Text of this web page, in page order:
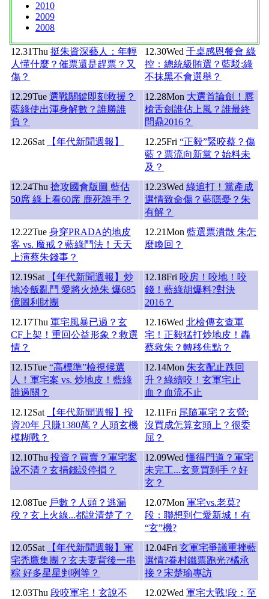
2010
2009
2008
12.31Thu 挺朱資深藝人：年輕
人懂什麼？催票還是趕票？又
傷？
12.30Wed 千桌感恩餐會 綠
控：總統級賄選？藍駁:綠
不抹黑不會選舉？
12.29Tue 選戰關鍵即刻救援？
藍綠使出渾身解數？誰勝誰
負？
12.28Mon 大選首論劍！唇
槍舌劍誰佔上風？誰最終
問鼎2016？
12.26Sat 【年代新聞週報】 12.25Fri “正毅”緊咬蔡？傷
藍？票流向新黨？始料未
及？
12.24Thu 搶攻國會版圖 藍估
50席 綠上看60席 鹿死誰手？
12.23Wed 綠追打！黨產成
選情致命傷？藍隱憂？朱
有解？
12.22Tue 身穿PRADA的地皮
客 vs. 魔戒？藍綠鬥法！天天
上演蔡朱錢事？
12.21Mon 藍選票潰散 朱怎
麼喚回？
12.19Sat
【年代新聞週報】炒
地冷飯亂鬥 愛將火燒朱 爆685
億圖利財團
12.18Fri 咬房！咬地！咬
錢！藍綠胡爆料?對決
2016？
12.17Thu 軍宅風暴已過？玄
CF上架！重回公益形象？救選
情？
12.16Wed 北檢傳玄查軍
宅！正毅猛打炒地皮！轟
蔡救朱？轉移焦點？
12.15Tue “高標準”檢視候選
人！軍宅案 vs. 炒地皮！藍綠
誰過關？
12.14Mon 朱玄配止跌回
升？綠續咬！玄軍宅止
血？血流不止
12.12Sat
【年代新聞週報】投
資20年 只賺1380萬？人頭玄機
模糊戰？
12.11Fri 尾隨軍宅？玄營:
沒買成怎算玄頭上？很委
屈？
12.10Thu 投資？買賣？軍宅案
說不清？玄捐錢設停損？
12.09Wed 懂得門道？軍宅
未完工...玄竟買到手？好
玄？
12.08Tue 戶數？人頭？逃漏
稅？玄上火線...都說清楚了？
12.07Mon 軍宅vs.老莫?
段：聯想到仁愛新城！有
“玄”機?
12.05Sat
【年代新聞週報】軍
宅禿鷹集團？玄夫妻背後一串
粽 好多星星剉咧等？
12.04Fri 玄軍宅爭議重挫藍
選情?眷村鐵票跑光?橘承
接？宋楚瑜專訪
12.03Thu 段咬軍宅！玄說不
12.02Wed 軍宅大戰!段：至